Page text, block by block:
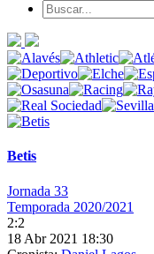
Betis
Jornada 33
Temporada 2020/2021
2:2
18 Abr 2021 18:30